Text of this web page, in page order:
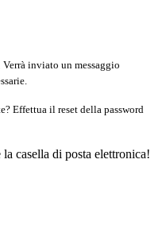
Verrà inviato un messaggio
Effettua il reset della password
casella di posta elettronica!